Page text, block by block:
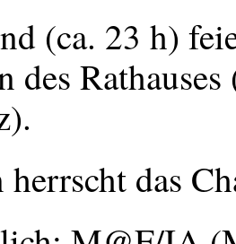
(ca. 23 h)
des
das